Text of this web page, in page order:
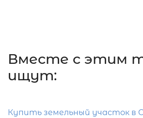
Вместе c этим
ищут:
Купить земельный участок в